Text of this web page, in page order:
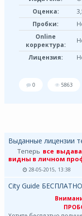
Оценка:
Пробки:
Online
корректура:
Лицензия:
0 5863
Выданные лицензии
Теперь все
видны в личном
28-05-2015, 13:38
City Guide